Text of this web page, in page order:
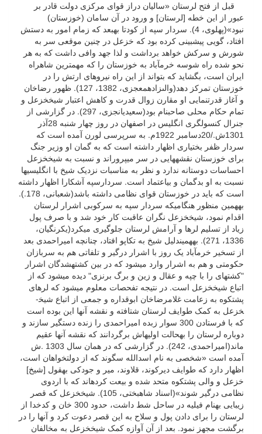
قبل از فتح لرستان «سالیان دراز قوای مرکزی دولت قادر بر
عبور از این خطه [لرستان] و ورود در آن سامان (خوزستان)
نبود»(پهلوی، 4). سردار سپه از کودتا به­بعد که زمام امور به دستش
افتاد، گویى پیش‏بینى کرده بود که خزعل در چنین موقعى سر به
شورش و سرکش خواهد برداشت و لذا جهد وافى داشت که به هر
نحو شده راه شوسه خرم‏آباد به خوزستان را که مهم­ترین شاهراه
ایران است، بگشاید که بتواند از این راه نیروهاى ارتش را در
خوزستان تمرکز دهد(والى‏زاده­معجزى، 1382، 127). ظهور رضاخان
و آغاز قدرت­نمایی او مقارن زوال قدرت و کاهش اعتبار شیخ­خزعل و
تمام حکام محلی صاحب­نام بود(سعیدیان­جزی، 297). در گزارشی از
جنرال کنسولگری انگلیس در اصفهان در روز چهار شنبه 28آذر
1301ش./20دسامبر 1922م. به سرپرسی لورن آمده است که
سردار ظفر بختیاری اظهار داشته است که به گمان او وزیر جنگ
برای خوزستان نقشه­هایی در سر می­پروراند و نسبت به شیخ­خزعل
احساسات دوستانه ندارد و نظر به مناسبات نزدیک شیخ با انگلیسی­ها
نسبت به او بدگمان و بی­اعتماد است. سردارسپه آشکارا اظهار داشته
است که باید در خوزستان قوای نظامی داشته باشد(شعبانی، 178.).
به­همین منظور هنگامی­که سردار سپه به سرکوبی اشرار لرستان
اقدام نمود، شیخ­خزعل نگران عاقبت کار خود شد و با صرف پول
زیاد از تسلیم لرها و آرامش لرستان جلوگیری می­کرد(یکرنگیان،
1336، 271). به­همین­دلیل شیخ به تکاپو افتاد، چنانچه امیراحمدی بعد
از تسخیر خرم­آباد یک روز با اشرار درگیر و تلفاتی هم به سربازان
حکومتی و هم به اشرار وارد می­شود که در بین کشته­شدگان اشرار
"کشته­ای را با چپه و عقال و زین و برگ برنزی" دیده می­شود که از
اتباع شیخ­خزعل است. در نتیجه تفحصات معلوم می­شود که لرهای
پشتکوه به زعامت غلامرضاخان ابوقداره و جمعی از اتباع شیخ­
خزعل به کمک طوایف لرستان شتافته و نقشه آنها این بوده است
که با فرستادن 300 سوار زبده امیراحمدی را زنده دستگیر سازند و
دوباره لرستان را به­حالت اولیه­اش برگردانند که نقشه آنها عقیم
ماند(امیراحمدی، 242). در گزارشی که در همان سال 1303 .ش
آمده است «شخصی به نام اسدالله سگوند که از دولت­خواهان است،
اظهار دارد که طوایف دیرکوند، قلاوند، میر و جودکی به­قول [شیخ]
خزعل و والی پشتکوه متحد شده و بیعت کرده­اند که با اردوی
نظامی درگیر شوند»(اسناد شاه­بختی، 105). شیخ­خزعل که قصر
زیبایی به­نام فیلیه در ساحل شط داشت، حدود 300 خان و کدخدا از
لرستان را برای دادن پول و سلاح به این قصر دعوت کرد و آنها را در
برگشت مجهز نمود. بعد از آن آوازه کمک شیخ­خزعل به مخالفان